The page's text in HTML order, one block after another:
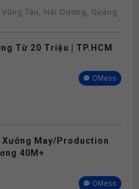
Tàu, Hải Dương, Quảng
Từ 20 Triệu | TP.HCM
OMess
Xưởng May/Production
40M+
OMess